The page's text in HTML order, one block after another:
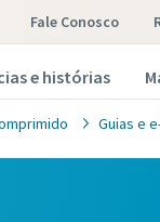
Fale Conosco
e histórias
Guias e